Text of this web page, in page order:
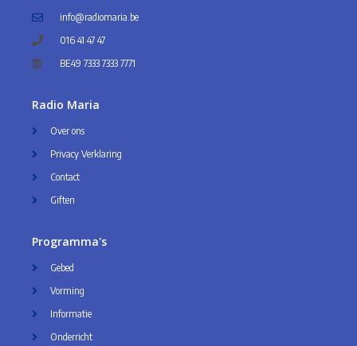
info@radiomaria.be
016 41 47 47
BE49 7333 7333 7771
Radio Maria
Over ons
Privacy Verklaring
Contact
Giften
Programma's
Gebed
Vorming
Informatie
Onderricht